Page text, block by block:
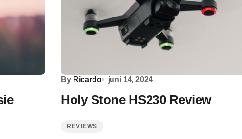
By Ricardo juni 14, 2024
Holy Stone HS230 Review
REVIEWS